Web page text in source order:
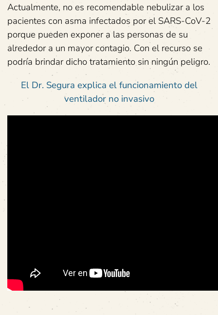
Actualmente, no es recomendable nebulizar a los
pacientes con asma infectados por el SARS-CoV-2
porque pueden exponer a las personas de su
alrededor a un mayor contagio. Con el recurso se
podría brindar dicho tratamiento sin ningún peligro.
El Dr. Segura explica el funcionamiento del
ventilador no invasivo